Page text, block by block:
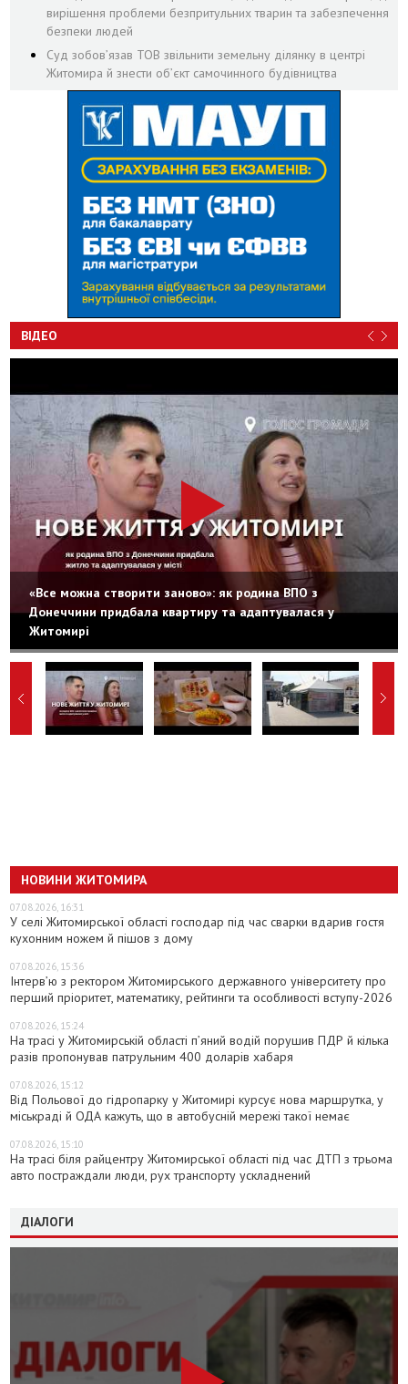
вирішення проблеми безпритульних тварин та забезпечення
безпеки людей
Суд зобов’язав ТОВ звільнити земельну ділянку в центрі
Житомира й знести об’єкт самочинного будівництва
ВІДЕО
«Все можна створити заново»: як родина ВПО з
Донеччини придбала квартиру та адаптувалася у
Житомирі
НОВИНИ ЖИТОМИРА
07.08.2026, 16:31
У селі Житомирської області господар під час сварки вдарив гостя
кухонним ножем й пішов з дому
07.08.2026, 15:36
Інтерв’ю з ректором Житомирського державного університету про
перший пріоритет, математику, рейтинги та особливості вступу-2026
07.08.2026, 15:24
На трасі у Житомирській області п’яний водій порушив ПДР й кілька
разів пропонував патрульним 400 доларів хабаря
07.08.2026, 15:12
Від Польової до гідропарку у Житомирі курсує нова маршрутка, у
міськраді й ОДА кажуть, що в автобусній мережі такої немає
07.08.2026, 15:10
На трасі біля райцентру Житомирської області під час ДТП з трьома
авто постраждали люди, рух транспорту ускладнений
ДІАЛОГИ